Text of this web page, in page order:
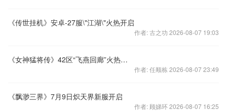
《传世挂机》安卓-27服\"江湖\"火热开启
作者: 古之功 2026-08-07 19:03
《女神猛将传》42区“飞燕回廊”火热开启
作者: 任顺栋 2026-08-07 23:49
《飘渺三界》7月9日炽天界新服开启
作者: 顾娣环 2026-08-07 16:25